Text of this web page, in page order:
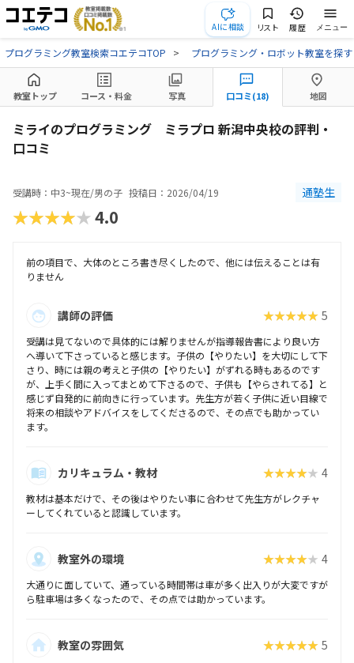
AIに相談 リスト 履歴 メニュー
プログラミング教室検索コエテコTOP プログラミング・ロボット教室を探す
教室トップ コース・料金 写真 口コミ(18) 地図
ミライのプログラミング ミラプロ 新潟中央校の評判・
口コミ
受講時：中3~現在/男の子 投稿日：2026/04/19 通塾生
★★★★★4.0
前の項目で、大体のところ書き尽くしたので、他には伝えることは有
りません
講師の評価 ★★★★★ 5
受講は見てないので具体的には解りませんが指導報告書により良い方
へ導いて下さっていると感じます。子供の【やりたい】を大切にして下
さり、時には親の考えと子供の【やりたい】がずれる時もあるのです
が、上手く間に入ってまとめて下さるので、子供も【やらされてる】と
感じず自発的に前向きに行っています。先生方が若く子供に近い目線で
将来の相談やアドバイスをしてくださるので、その点でも助かってい
ます。
カリキュラム・教材 ★★★★★ 4
教材は基本だけで、その後はやりたい事に合わせて先生方がレクチャ
ーしてくれていると認識しています。
教室外の環境 ★★★★★ 4
大通りに面していて、通っている時間帯は車が多く出入りが大変ですが
ら駐車場は多くなったので、その点では助かっています。
教室の雰囲気 ★★★★★ 5